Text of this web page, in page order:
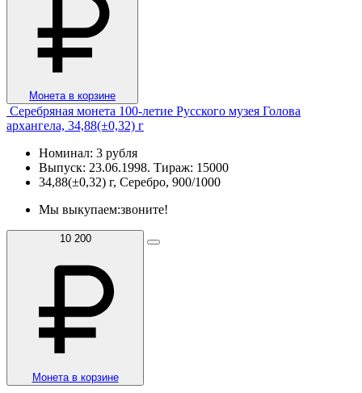
Монета в корзине
Серебряная монета 100-летие Русского музея Голова
архангела, 34,88(±0,32) г
Номинал: 3 рубля
Выпуск: 23.06.1998. Тираж: 15000
34,88(±0,32) г, Серебро, 900/1000
Мы выкупаем:звоните!
10 200
Монета в корзине